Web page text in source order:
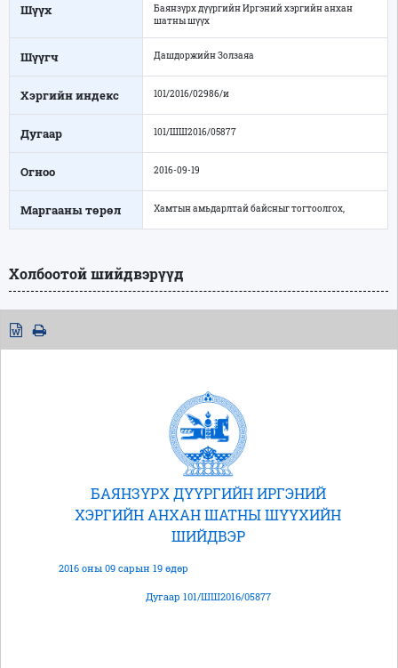
Шүүх
Баянзүрх дүүргийн Иргэний хэргийн анхан
шатны шүүх
Шүүгч Дашдоржийн Золзаяа
Хэргийн индекс 101/2016/02986/и
Дугаар 101/ШШ2016/05877
Огноо 2016-09-19
Маргааны төрөл Хамтын амьдарлтай байсныг тогтоолгох,
Холбоотой шийдвэрүүд
БАЯНЗҮРХ ДҮҮРГИЙН ИРГЭНИЙ
ХЭРГИЙН АНХАН ШАТНЫ ШҮҮХИЙН
ШИЙДВЭР
2016 оны 09 сарын 19 өдөр
Дугаар 101/ШШ2016/05877